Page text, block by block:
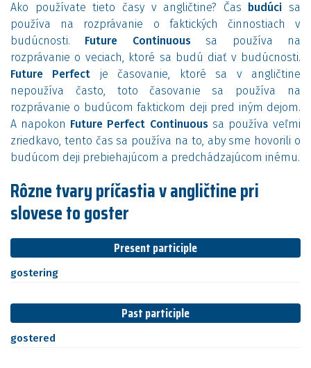
Ako používate tieto časy v angličtine? Čas budúci sa
používa na rozprávanie o faktických činnostiach v
budúcnosti. Future Continuoussa používa na
rozprávanie o veciach, ktoré sa budú diať v budúcnosti.
Future Perfect je časovanie, ktoré sa v angličtine
nepoužíva často, toto časovanie sa používa na
rozprávanie o budúcom faktickom deji pred iným dejom.
A napokon Future Perfect Continuoussa používa veľmi
zriedkavo, tento čas sa používa na to, aby sme hovorili o
budúcom deji prebiehajúcom a predchádzajúcom inému.
Rôzne tvary príčastia v angličtine pri
slovese to goster
Present participle
gostering
Past participle
gostered